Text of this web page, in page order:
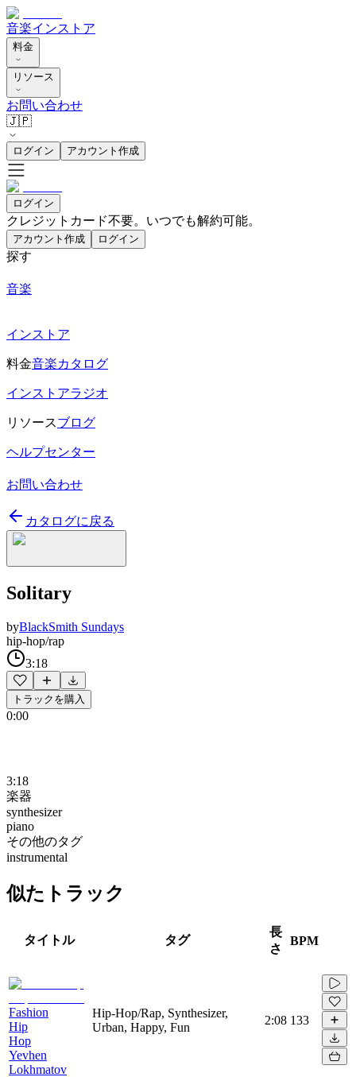
音楽インストア
料金
リソース
お問い合わせ
🇯🇵
ログイン アカウント作成
ログイン
クレジットカード不要。いつでも解約可能。
アカウント作成 ログイン
探す
音楽
インストア
料金音楽カタログ
インストアラジオ
リソースブログ
ヘルプセンター
お問い合わせ
カタログに戻る
Solitary
byBlackSmith Sundays
hip-hop/rap
3:18
トラックを購入
0:00
3:18
楽器
synthesizer
piano
その他のタグ
instrumental
似たトラック
タイトル タグ
長
さ
BPM
Fashion
Hip
Hop
Yevhen
Lokhmatov
Hip-Hop/Rap, Synthesizer,
Urban, Happy, Fun
2:08 133